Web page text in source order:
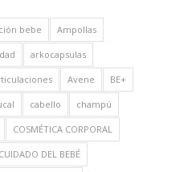
bebe Ampollas
arkocapsulas
Avene BE+
cabello champú
COSMÉTICA CORPORAL
CUIDADO DEL BEBÉ